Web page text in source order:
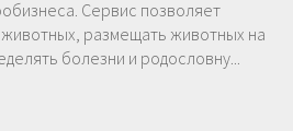
Сервис позволяет
размещать животных на
болезни и родословну...